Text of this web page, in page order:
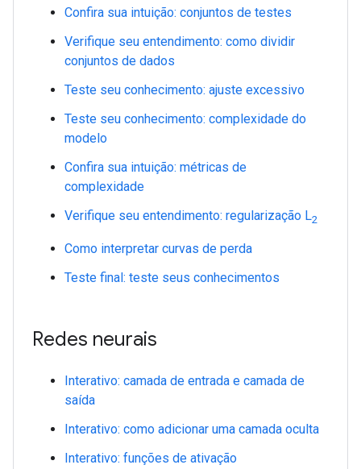
Confira sua intuição: conjuntos de testes
Verifique seu entendimento: como dividir
conjuntos de dados
Teste seu conhecimento: ajuste excessivo
Teste seu conhecimento: complexidade do
modelo
Confira sua intuição: métricas de
complexidade
Verifique seu entendimento: regularização L2
Como interpretar curvas de perda
Teste final: teste seus conhecimentos
Redes neurais
Interativo: camada de entrada e camada de
saída
Interativo: como adicionar uma camada oculta
Interativo: funções de ativação